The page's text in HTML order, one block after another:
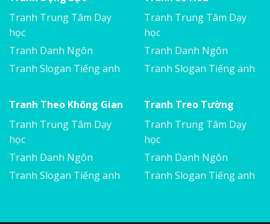
Tranh Trung Tâm Dạy
học
Tranh Danh Ngôn
Tranh Slogan Tiếng anh
Tranh Trung Tâm Dạy
học
Tranh Danh Ngôn
Tranh Slogan Tiếng anh
Tranh Theo Không Gian
Tranh Trung Tâm Dạy
học
Tranh Danh Ngôn
Tranh Slogan Tiếng anh
Tranh Treo Tường
Tranh Trung Tâm Dạy
học
Tranh Danh Ngôn
Tranh Slogan Tiếng anh